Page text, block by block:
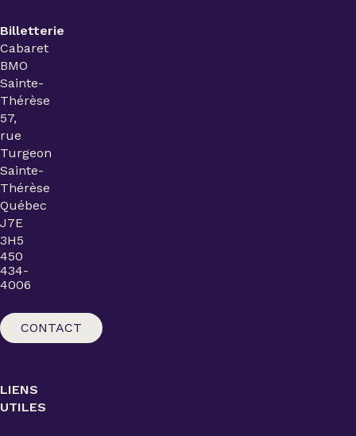
Billetterie
Cabaret
BMO
Sainte-
Thérèse
57,
rue
Turgeon
Sainte-
Thérèse
Québec
J7E
3H5
450
434-
4006
CONTACT
LIENS
UTILES